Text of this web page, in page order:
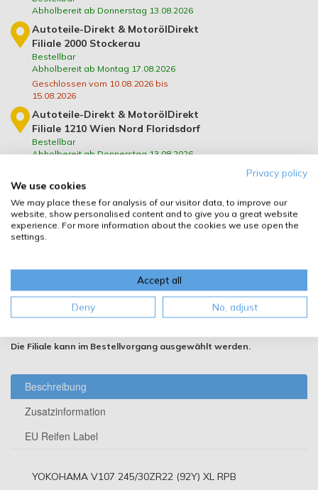
Abholbereit ab Donnerstag 13.08.2026
Autoteile-Direkt & MotorölDirekt
Filiale 2000 Stockerau
Bestellbar
Abholbereit ab Montag 17.08.2026
Geschlossen vom 10.08.2026 bis
15.08.2026
Autoteile-Direkt & MotorölDirekt
Filiale 1210 Wien Nord Floridsdorf
Bestellbar
Abholbereit ab Donnerstag 13.08.2026
Filiale 2345 Brunn am Gebirge
Bestellbar
Abholbereit ab Donnerstag 13.08.2026
Autoteile-Direkt & MotorölDirekt
Filiale 3500 Krems/Donau
Abholbereit ab Donnerstag 13.08.2026
Autoteile-Direkt & MotorölDirekt
Filiale 2620 Neunkirchen
Bestellbar
Die Filiale kann im Bestellvorgang ausgewählt werden.
Beschreibung
Zusatzinformation
EU Reifen Label
YOKOHAMA V107 245/30ZR22 (92Y) XL RPB
Privacy policy
We use cookies
We may place these for analysis of our visitor data, to improve our
website, show personalised content and to give you a great website
experience. For more information about the cookies we use open the
settings.
Accept all
Deny No, adjust